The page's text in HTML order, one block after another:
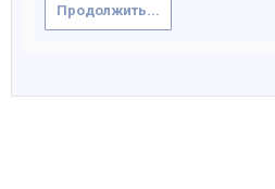
Продолжить...